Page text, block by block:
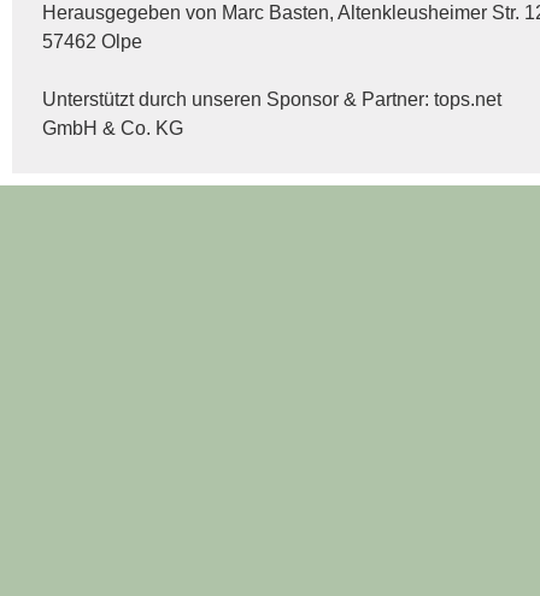
Herausgegeben von Marc Basten, Altenkleusheimer Str.
57462 Olpe
Unterstützt durch unseren Sponsor & Partner: tops.net
GmbH & Co. KG